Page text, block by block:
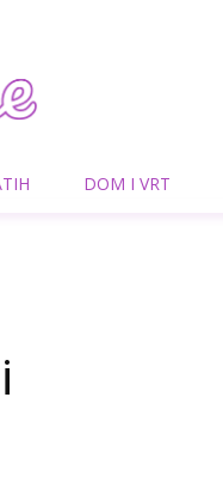
DOM I VRT